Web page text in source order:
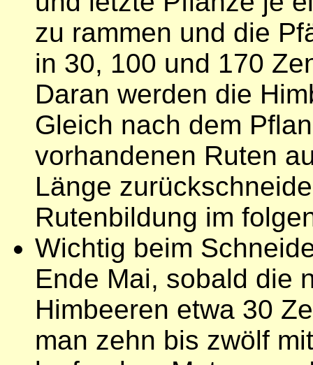
zu rammen und die
in 30, 100 und 170
Daran werden die
Gleich nach dem
vorhandenen Ruten
Länge
Rutenbildung im
Wichtig beim
Ende Mai, sobald die
Himbeeren etwa 30
man zehn bis zwölf